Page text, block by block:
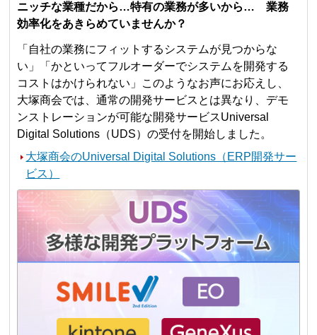
ニッチな業種だから…特有の業務が多いから… 業務
効率化をあきらめていませんか？
「自社の業務にフィットするシステムが見つからな
い」「かといってフルオーダーでシステムを開発する
コストはかけられない」このようなお声にお応えし、
大塚商会では、通常の開発サービスとは異なり、デモ
ンストレーションが可能な開発サービスUniversal
Digital Solutions（UDS）の受付を開始しました。
大塚商会のUniversal Digital Solutions（ERP開発サー
ビス）